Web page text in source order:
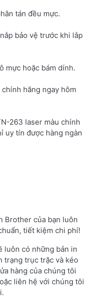
tán đều mực.
bảo vệ trước khi lắp
mực hoặc bám dính.
hãng ngay hôm
263 laser màu chính
uy tín được hàng ngàn
Brother của bạn luôn
tiết kiệm chi phí!
luôn có những bản in
trạng trục trặc và kéo
hàng của chúng tôi
liên hệ với chúng tôi